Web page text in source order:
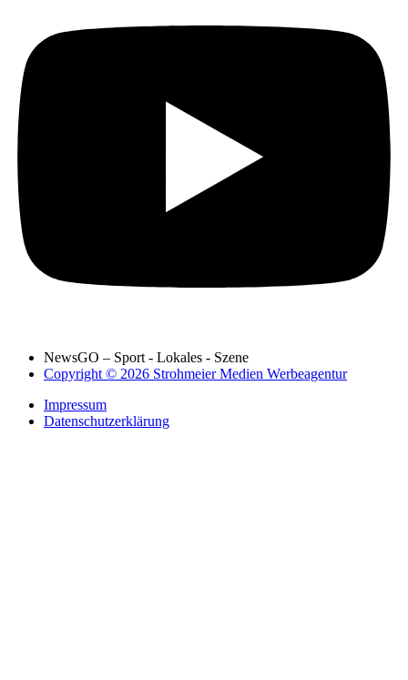
NewsGO – Sport - Lokales - Szene
Copyright © 2026 Strohmeier Medien Werbeagentur
Impressum
Datenschutzerklärung